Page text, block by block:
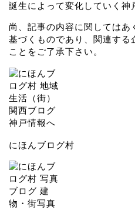
誕生によって変化していく神
尚、記事の内容に関してはあ
基づくものであり、関連する
ことをご了承下さい。
にほんブログ村